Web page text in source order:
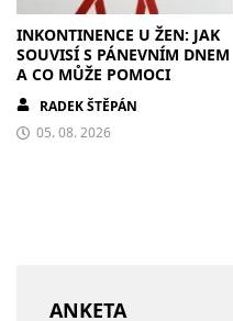
INKONTINENCE U ŽEN: JAK
SOUVISÍ S PÁNEVNÍM DNEM
A CO MŮŽE POMOCI
RADEK ŠTĚPÁN
05. 08. 2026
ANKETA